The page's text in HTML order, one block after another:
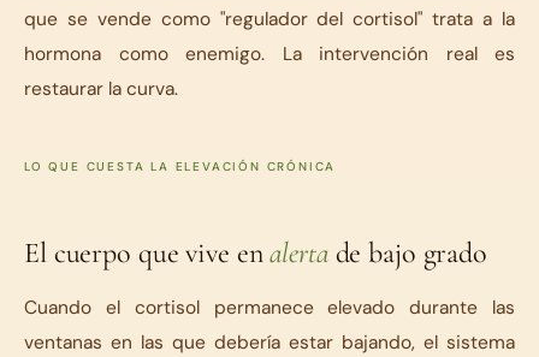
que se vende como "regulador del cortisol" trata a la
hormona como enemigo. La intervención real es
restaurar la curva.
LO QUE CUESTA LA ELEVACIÓN CRÓNICA
El cuerpo que vive enalertade bajo grado
Cuando el cortisol permanece elevado durante las
ventanas en las que debería estar bajando, el sistema